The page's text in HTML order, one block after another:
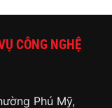
CÔNG NGHỆ
Phú Mỹ,